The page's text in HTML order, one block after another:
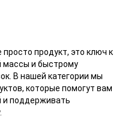
продукт, это ключ к
и быстрому
В нашей категории мы
которые помогут вам
и поддерживать